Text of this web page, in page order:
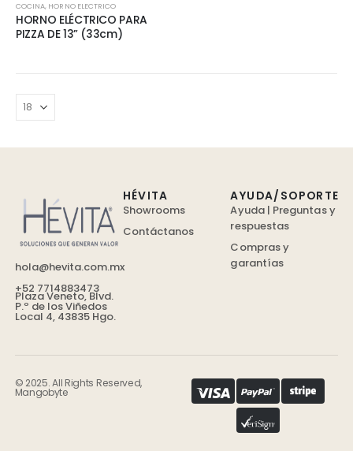
COCINA, HORNO ELECTRICO
HORNO ELÉCTRICO PARA
PIZZA DE 13” (33cm)
hola@hevita.com.mx
+52 7714883473
Plaza Veneto, Blvd.
P.º de los Viñedos
Local 4, 43835 Hgo.
HÉVITA
Showrooms
Contáctanos
AYUDA/SOPORTE
Ayuda | Preguntas y
respuestas
Compras y
garantías
© 2025. All Rights Reserved,
Mangobyte